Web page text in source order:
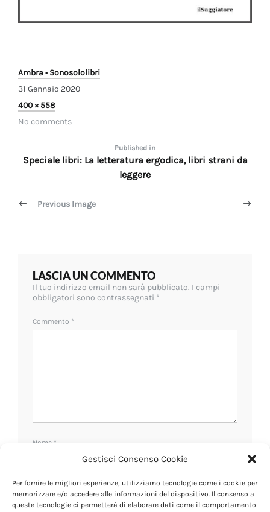
Gestisci Consenso Cookie
Per fornire le migliori esperienze, utilizziamo tecnologie come i cookie per
memorizzare e/o accedere alle informazioni del dispositivo. Il consenso a
queste tecnologie ci permetterà di elaborare dati come il comportamento
Ambra • Sonosololibri
31 Gennaio 2020
Full
size
400 × 558
No comments
NavigazionePublished in
Speciale libri: La letteratura ergodica, libri strani da
leggere
Previous Image
LASCIA UN COMMENTO
Il tuo indirizzo email non sarà pubblicato. I campi
obbligatori sono contrassegnati *
Commento *
Nome *
Email*